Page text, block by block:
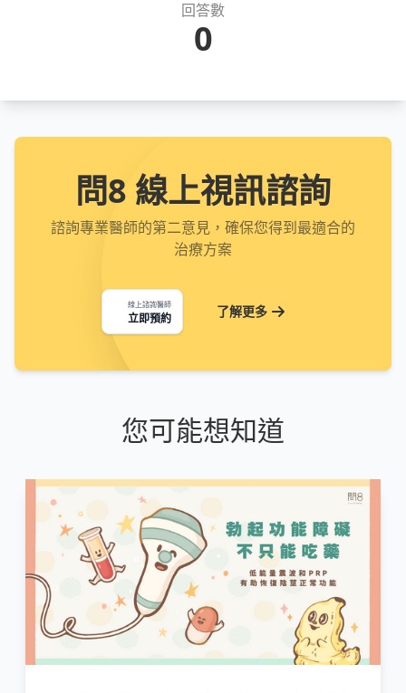
回答數
0
問8 線上視訊諮詢
諮詢專業醫師的第二意見，確保您得到最適合的
治療方案
線上諮詢醫師
立即預約 了解更多
您可能想知道